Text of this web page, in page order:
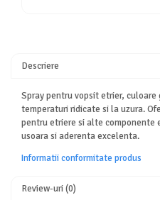
Descriere
Spray pentru vopsit etrier,
temperaturi ridicate si la uzura.
pentru etriere si alte componente
usoara si aderenta excelenta.
Informatii conformitate produs
Review-uri(0)